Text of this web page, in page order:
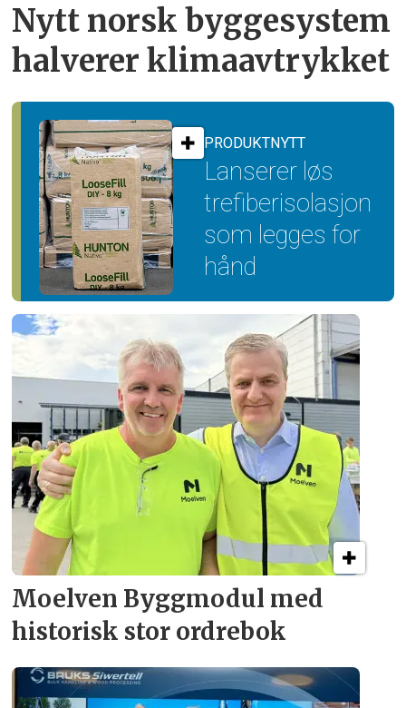
Nytt norsk byggesystem
halverer klimaavtrykket
PRODUKTNYTT
Lanserer løs
trefiber­isolasjon
som legges for
hånd
Moelven Byggmodul med
historisk stor ordrebok